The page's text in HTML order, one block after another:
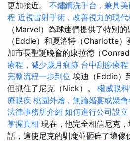
更加接近。 不鏽鋼洗手台，兼具
程 近視雷射手術，改善視力的現代
（Marvel）為球迷們提供了特別
（Eddie）和夏洛特（Charlotte
加市長聖誕晚會的康拉德（Conrad
療程，減少歲月痕跡 台中刮痧療程
完整流程一步到位 埃迪（Eddie）
但抓住了尼克（Nick）。 權威眼
療眼疾 桃園外燴，無論婚宴或聚
法律事務所介紹 如何進行公司設立
掌握真相 現在，他完全相信尼克
話，這使尼克的馴鹿並砸碎了壞傢